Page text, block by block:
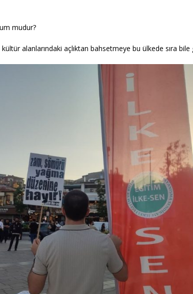
mudur?
kültür alanlarındaki açlıktan bahsetmeye bu ülkede sıra